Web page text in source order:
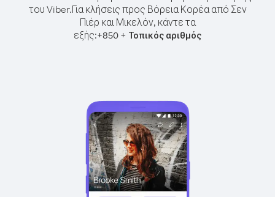
του Viber.Για κλήσεις προς Βόρεια Κορέα από Σεν
Πιέρ και Μικελόν, κάντε τα
εξής:+850 + Τοπικός αριθμός